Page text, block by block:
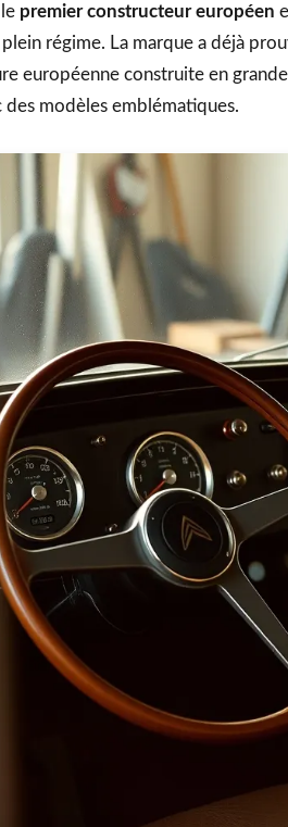
premier constructeur européen
régime. La marque a déjà
européenne construite en
modèles emblématiques.